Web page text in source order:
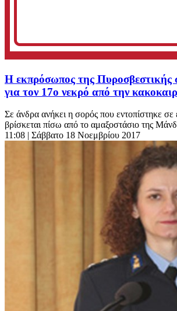
Η εκπρόσωπος της Πυροσβεστικής
για τον 17ο νεκρό από την
Σε άνδρα ανήκει η σορός που εντοπίστηκε σε
βρίσκεται πίσω από το αμαξοστάσιο της
11:08 | Σάββατο 18 Νοεμβρίου 2017